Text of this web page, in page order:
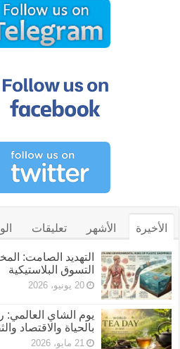
الأخيرة الأشهر تعليقات
التهديد الصامت:
التسوق البلاستيكية
20 يونيو، 2026
يوم الشاي العالمي:
بالحياة والاقتصاد
21 مايو، 2026